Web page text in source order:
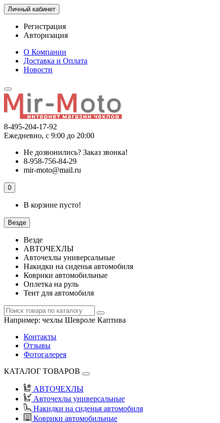
Личный кабинет
Регистрация
Авторизация
О Компании
Доставка и Оплата
Новости
8-495-204-17-92
Ежедневно, с 9:00 до 20:00
Не дозвонились? Заказ звонка!
8-958-756-84-29
mir-moto@mail.ru
0
В корзине пусто!
Везде
Везде
АВТОЧЕХЛЫ
Авточехлы универсальные
Накидки на сиденья автомобиля
Коврики автомобильные
Оплетка на руль
Тент для автомобиля
Например: чехлы Шевроле Каптива
Контакты
Отзывы
Фотогалерея
КАТАЛОГ ТОВАРОВ
АВТОЧЕХЛЫ
Авточехлы универсальные
Накидки на сиденья автомобиля
Коврики автомобильные